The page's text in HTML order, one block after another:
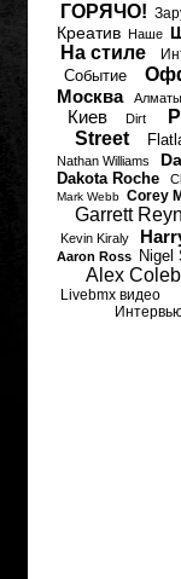
ГОРЯЧО!
Креатив Наше
На стиле
Событие
Москва
Алматы
Киев Dirt
Street
Nathan Williams
Dakota Roche
Mark Webb Corey
Garrett
Kevin Kiraly
Aaron Ross Nigel
Alex
Livebmx видео